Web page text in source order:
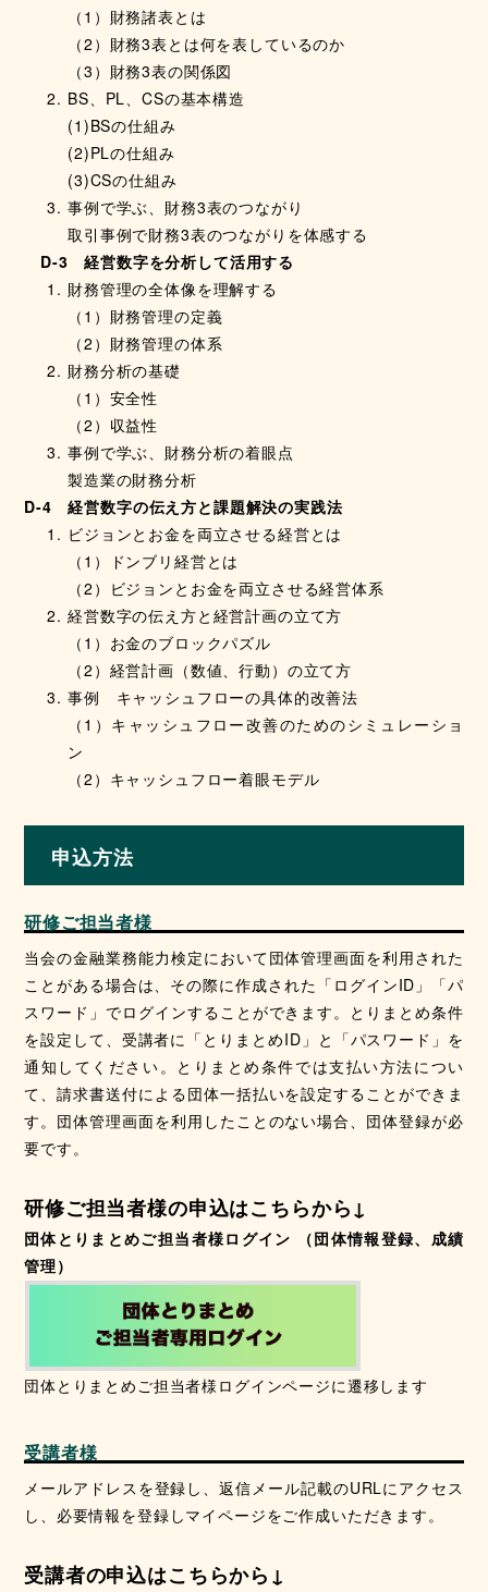
（1）財務諸表とは
（2）財務3表とは何を表しているのか
（3）財務3表の関係図
BS、PL、CSの基本構造
(1)BSの仕組み
(2)PLの仕組み
(3)CSの仕組み
事例で学ぶ、財務3表のつながり
取引事例で財務3表のつながりを体感する
D-3 経営数字を分析して活用する
財務管理の全体像を理解する
（1）財務管理の定義
（2）財務管理の体系
財務分析の基礎
（1）安全性
（2）収益性
事例で学ぶ、財務分析の着眼点
製造業の財務分析
D-4 経営数字の伝え方と課題解決の実践法
ビジョンとお金を両立させる経営とは
（1）ドンブリ経営とは
（2）ビジョンとお金を両立させる経営体系
経営数字の伝え方と経営計画の立て方
（1）お金のブロックパズル
（2）経営計画（数値、行動）の立て方
事例 キャッシュフローの具体的改善法
（1）キャッシュフロー改善のためのシミュレーショ
ン
（2）キャッシュフロー着眼モデル
申込方法
研修ご担当者様
当会の金融業務能力検定において団体管理画面を利用された
ことがある場合は、その際に作成された「ログインID」「パ
スワード」でログインすることができます。とりまとめ条件
を設定して、受講者に「とりまとめID」と「パスワード」を
通知してください。とりまとめ条件では支払い方法につい
て、請求書送付による団体一括払いを設定することができま
す。団体管理画面を利用したことのない場合、団体登録が必
要です。
研修ご担当者様の申込はこちらから↓
団体とりまとめご担当者様ログイン （団体情報登録、成績
管理）
団体とりまとめご担当者様ログインページに遷移します
受講者様
メールアドレスを登録し、返信メール記載のURLにアクセス
し、必要情報を登録しマイページをご作成いただきます。
受講者の申込はこちらから↓